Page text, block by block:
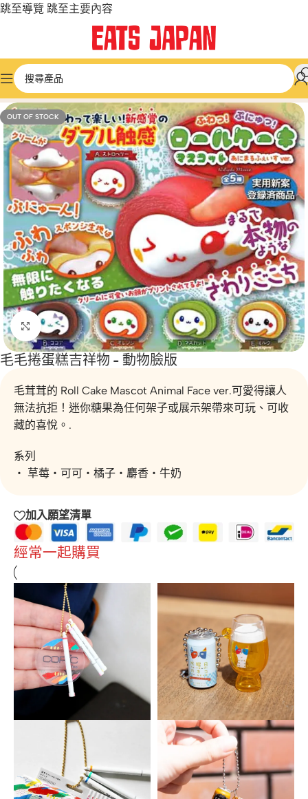
跳至導覽 跳至主要內容
首頁 微型和膠囊玩具
OUT OF STOCK
按一下放大
毛毛捲蛋糕吉祥物 - 動物臉版
毛茸茸的 Roll Cake Mascot Animal Face ver.可愛得讓人
無法抗拒！迷你糖果為任何架子或展示架帶來可玩、可收
藏的喜悅。.
系列
・ 草莓・可可・橘子・麝香・牛奶
加入願望清單
經常一起購買